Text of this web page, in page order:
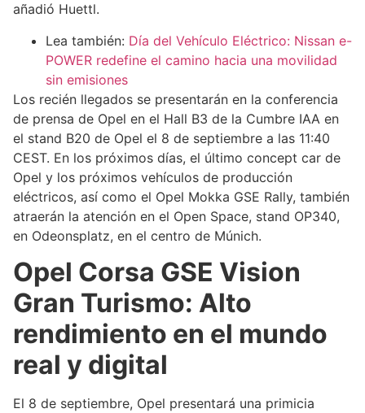
añadió Huettl.
Lea también: Día del Vehículo Eléctrico: Nissan e-
POWER redefine el camino hacia una movilidad
sin emisiones
Los recién llegados se presentarán en la conferencia
de prensa de Opel en el Hall B3 de la Cumbre IAA en
el stand B20 de Opel el 8 de septiembre a las 11:40
CEST. En los próximos días, el último concept car de
Opel y los próximos vehículos de producción
eléctricos, así como el Opel Mokka GSE Rally, también
atraerán la atención en el Open Space, stand OP340,
en Odeonsplatz, en el centro de Múnich.
Opel Corsa GSE Vision
Gran Turismo: Alto
rendimiento en el mundo
real y digital
El 8 de septiembre, Opel presentará una primicia